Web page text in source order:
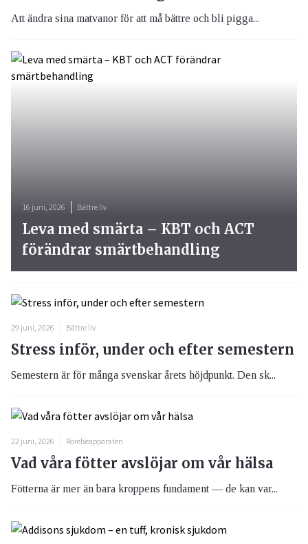
Att ändra sina matvanor för att må bättre och bli pigga...
29 juni, 2026 Bättre liv
Stress inför, under och efter semestern
Semestern är för många svenskar årets höjdpunkt. Den sk...
22 juni, 2026 Rörelseapparaten
Vad våra fötter avslöjar om vår hälsa
Fötterna är mer än bara kroppens fundament — de kan var...
16 juni, 2026 Bättre liv
Leva med smärta – KBT och ACT
förändrar smärtbehandling